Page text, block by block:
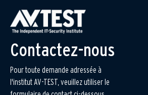
Contactez-nous
Pour toute demande adressée à
l'institut AV-TEST, veuillez utiliser le